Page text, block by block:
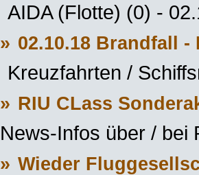
AIDA (Flotte) (0) -
» 02.10.18 Brandfall
Kreuzfahrten /
» RIU CLass
News-Infos über / bei
» Wieder